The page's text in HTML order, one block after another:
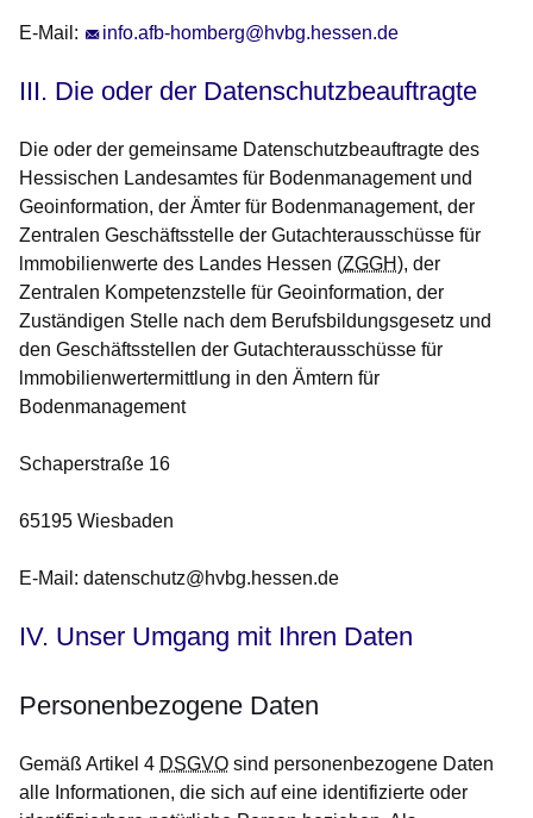
E-Mail: info.afb-homberg@hvbg.hessen.de
III. Die oder der Datenschutzbeauftragte
Die oder der gemeinsame Datenschutzbeauftragte des
Hessischen Landesamtes für Bodenmanagement und
Geoinformation, der Ämter für Bodenmanagement, der
Zentralen Geschäftsstelle der Gutachterausschüsse für
lmmobilienwerte des Landes Hessen (ZGGH), der
Zentralen Kompetenzstelle für Geoinformation, der
Zuständigen Stelle nach dem Berufsbildungsgesetz und
den Geschäftsstellen der Gutachterausschüsse für
lmmobilienwertermittlung in den Ämtern für
Bodenmanagement
Schaperstraße 16
65195 Wiesbaden
E-Mail: datenschutz@hvbg.hessen.de
IV. Unser Umgang mit Ihren Daten
Personenbezogene Daten
Gemäß Artikel 4 DSGVO sind personenbezogene Daten
alle Informationen, die sich auf eine identifizierte oder